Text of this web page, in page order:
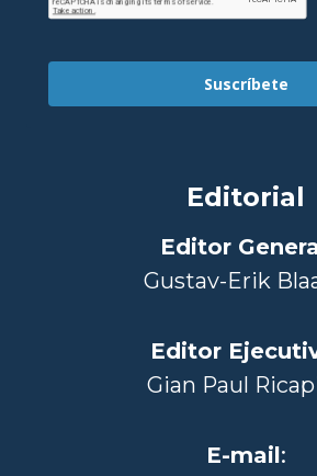
Suscríbete
Editorial
Editor
Gustav-Erik
Editor
Gian Paul
E-mail: